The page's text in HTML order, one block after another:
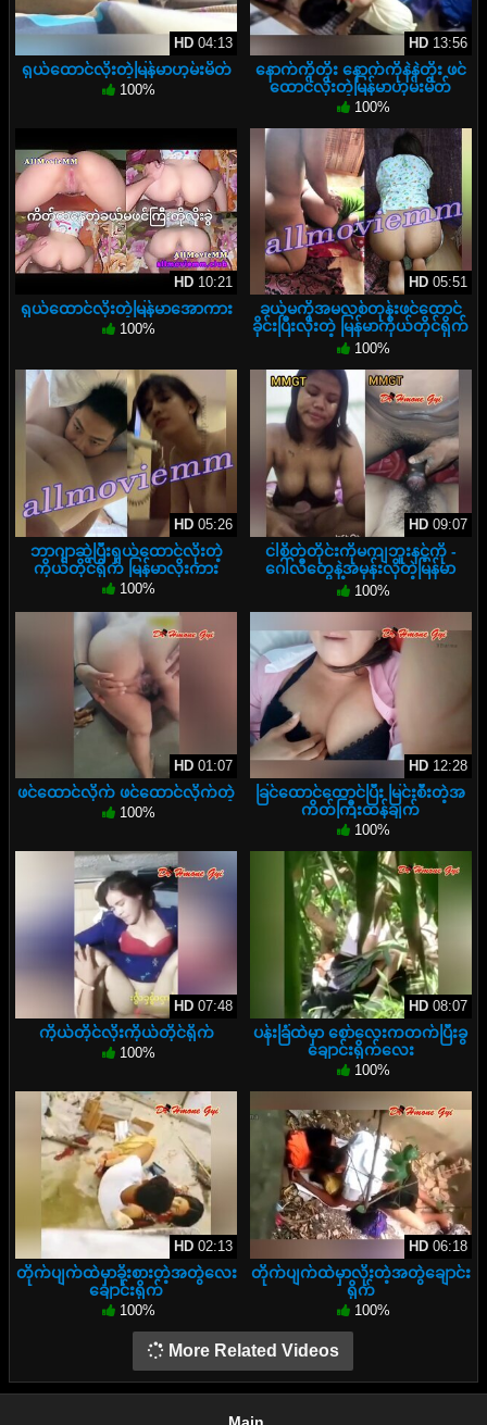
HD04:13
ရှယ်ထောင်လိုးတဲ့မြန်မာဟုမ်းမိတ်
100%
HD13:56
နောက်ကိုတိုး နောက်ကိုနဲနဲတိုး ဖင်
ထောင်လိုးတဲ့မြန်မာဟုမ်းမိတ်
100%
HD10:21
ရှယ်ထောင်လိုးတဲ့မြန်မာအောကား
100%
HD05:51
ခယ်မကိုအမလစ်တုန်းဖင်ထောင်
ခိုင်းပြီးလိုးတဲ့ မြန်မာကိုယ်တိုင်ရိုက်
အောကား
100%
HD05:26
ဘာဂျာဆွဲပြီးရှယ်ထောင်လိုးတဲ့
ကိုယ်တိုင်ရိုက် မြန်မာလိုးကား
100%
HD09:07
ငါစိတ်တိုင်းကိုမကျဘူးနင့်ကို -
ဂေါ်လီ‌တွေနဲ့အမုန်းလိုတဲ့မြန်မာ
အောကား
100%
HD01:07
ဖင်ထောင်လိုက် ဖင်ထောင်လိုက်တဲ့
100%
HD12:28
ခြင်ထောင်ထောင်ပြီး မြင်းစီးတဲ့အ
ကိတ်ကြီးထန်ချက်
100%
HD07:48
ကိုယ်တိုင်လိုးကိုယ်တိုင်ရိုက်
100%
HD08:07
ပန်းခြံထဲမှာ စော်လေးကတက်ပြီးခွ
ချောင်းရိုက်လေး
100%
HD02:13
တိုက်ပျက်ထဲမှာခိုးစားတဲ့အတွဲလေး
ချောင်းရိုက်
100%
HD06:18
တိုက်ပျက်ထဲမှာလိုးတဲ့အတွဲချောင်း
ရိုက်
100%
More Related Videos
Main